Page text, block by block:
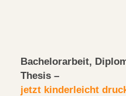
Bachelorarbeit,
Thesis –
jetzt kinderleicht